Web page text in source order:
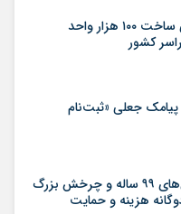
اختصاص زمین برای ساخت ۱۰۰ هزار واحد
کشور
جعلی «ثبت‌نام
توقف واگذاری زمین‌های ۹۹ ساله و چرخش بزرگ
هزینه و حمایت